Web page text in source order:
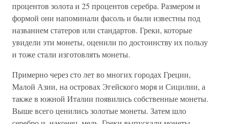
процентов золота и 25 процентов серебра. Размером и
формой они напоминали фасоль и были известны под
названием статеров или стандартов. Греки, которые
увидели эти монеты, оценили по достоинству их пользу
и тоже стали изготовлять монеты.
Примерно через сто лет во многих городах Греции,
Малой Азии, на островах Эгейского моря и Сицилии, а
также в южной Италии появились собственные монеты.
Выше всего ценились золотые монеты. Затем шло